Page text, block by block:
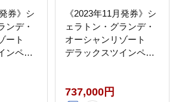
券》シ
ンデ・
ート
ンペア
《2023年11月発券》シ
ェラトン・グランデ・
オーシャンリゾート
デラックスツインペア
737,000円